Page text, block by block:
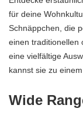
für deine
Schnäppchen, die
einen traditionellen
eine vielfältige
kannst sie zu
Wide